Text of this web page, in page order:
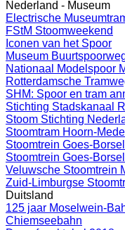
Nederland - Museum
Electrische
FStM Stoomweekend
Iconen van het Spoor
Museum
Nationaal Modelspoor
Rotterdamsche
SHM: Spoor en tram
Stichting Stadskanaal
Stoom Stichting
Stoomtram Hoorn-
Stoomtrein Goes-
Stoomtrein Goes-
Veluwsche Stoomtrein
Zuid-Limburgse
Duitsland
125 jaar Moselwein-
Chiemseebahn